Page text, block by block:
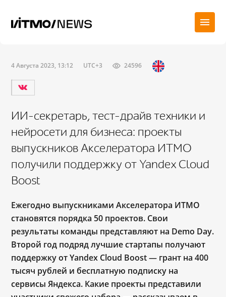
4 Августа 2023, 13:12 UTC+3 24596
ИИ-секретарь, тест-драйв техники и
нейросети для бизнеса: проекты
выпускников Акселератора ИТМО
получили поддержку от Yandex Cloud
Boost
Ежегодно выпускниками Акселератора ИТМО
становятся порядка 50 проектов. Свои
результаты команды представляют на Demo Day.
Второй год подряд лучшие стартапы получают
поддержку от Yandex Cloud Boost ― грант на 400
тысяч рублей и бесплатную подписку на
сервисы Яндекса. Какие проекты представили